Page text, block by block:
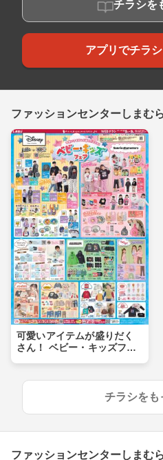
チラシを
アプリでチラ
ファッションセンターしまむ
可愛いアイテムが盛りだく
さん！ ベビー・キッズフェ
チラシをも
ファッションセンターしまむ